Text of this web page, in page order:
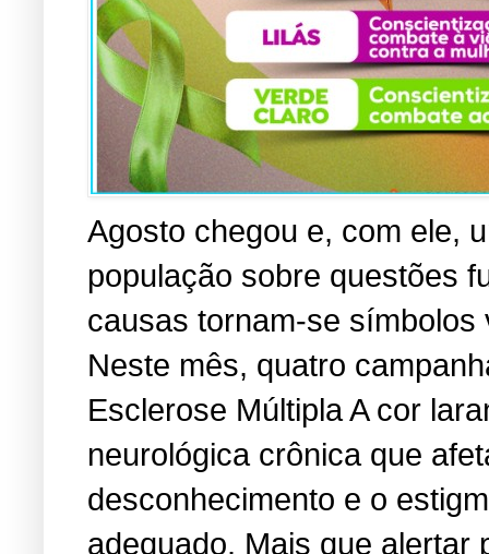
Agosto chegou e, com ele,
população sobre questões
causas tornam-se símbolos
Neste mês, quatro
Esclerose Múltipla A cor
neurológica crônica que
desconhecimento e o
adequado. Mais que